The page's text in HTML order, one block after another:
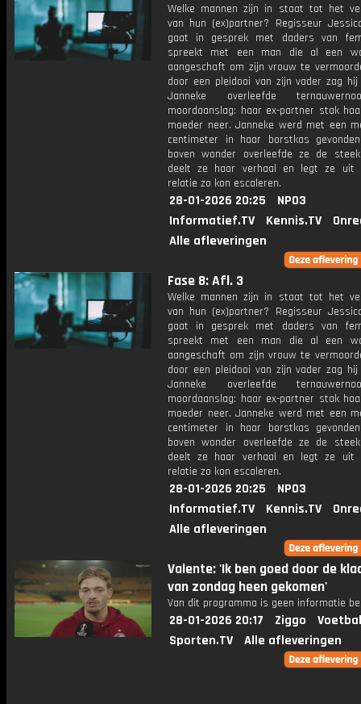
Welke mannen zijn in staat tot het
van hun (ex)partner? Regisseur
gaat in gesprek met daders van
spreekt met een man die al een
aangeschaft om zijn vrouw te
door een pleidooi van zijn vader zag
Janneke overleefde
moordaanslag: haar ex-partner stak
moeder neer. Janneke werd met een
centimeter in haar borstkas
boven wonder overleefde ze de
deelt ze haar verhaal en legt ze uit
relatie zo kon escaleren.
28-01-2026 20:25
NPO3
Informatief.TV
Kennis.TV
Alle afleveringen
Fase 8: Afl. 3
Welke mannen zijn in staat tot het
van hun (ex)partner? Regisseur
gaat in gesprek met daders van
spreekt met een man die al een
aangeschaft om zijn vrouw te
door een pleidooi van zijn vader zag
Janneke overleefde
moordaanslag: haar ex-partner stak
moeder neer. Janneke werd met een
centimeter in haar borstkas
boven wonder overleefde ze de
deelt ze haar verhaal en legt ze uit
relatie zo kon escaleren.
28-01-2026 20:25
NPO3
Informatief.TV
Kennis.TV
Alle afleveringen
Valente: 'Ik ben goed door de
van zondag heen gekomen'
Van dit programma is geen informatie
28-01-2026 20:17 Ziggo
Sporten.TV
Alle afleveringen